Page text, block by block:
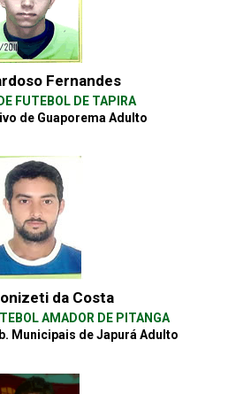
Fernandes
FUTEBOL DE TAPIRA
de Guaporema Adulto
da Costa
AMADOR DE PITANGA
Municipais de Japurá Adulto